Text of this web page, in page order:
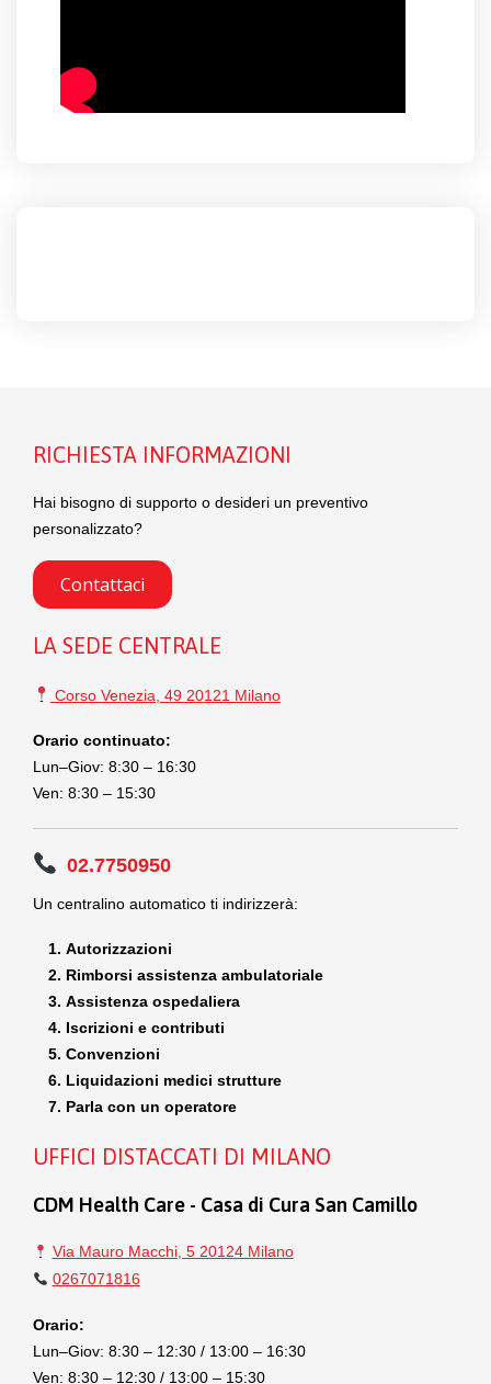
RICHIESTA INFORMAZIONI
Hai bisogno di supporto o desideri un preventivo
personalizzato?
Contattaci
LA SEDE CENTRALE
Corso Venezia, 49 20121 Milano
Orario continuato:
Lun–Giov: 8:30 – 16:30
Ven: 8:30 – 15:30
02.7750950
Un centralino automatico ti indirizzerà:
Autorizzazioni
Rimborsi assistenza ambulatoriale
Assistenza ospedaliera
Iscrizioni e contributi
Convenzioni
Liquidazioni medici strutture
Parla con un operatore
UFFICI DISTACCATI DI MILANO
CDM Health Care - Casa di Cura San Camillo
Via Mauro Macchi, 5 20124 Milano
0267071816
Orario:
Lun–Giov: 8:30 – 12:30 / 13:00 – 16:30
Ven: 8:30 – 12:30 / 13:00 – 15:30